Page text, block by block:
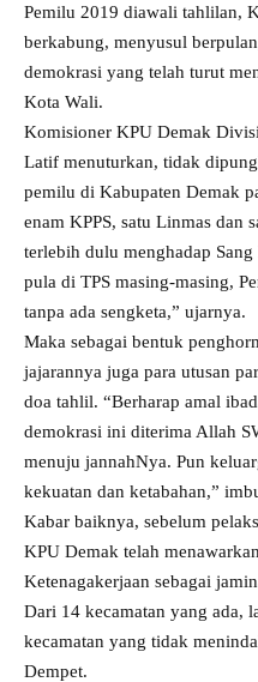
Pemilu 2019 diawali tahlilan,
berkabung, menyusul
demokrasi yang telah turut
Kota Wali.
Komisioner KPU Demak
Latif menuturkan, tidak
pemilu di Kabupaten Demak
enam KPPS, satu Linmas dan
terlebih dulu menghadap
pula di TPS masing-masing,
tanpa ada sengketa,” ujarnya.
Maka sebagai bentuk
jajarannya juga para utusan
doa tahlil. “Berharap amal
demokrasi ini diterima Allah
menuju jannahNya. Pun
kekuatan dan ketabahan,”
Kabar baiknya, sebelum
KPU Demak telah
Ketenagakerjaan sebagai
Dari 14 kecamatan yang ada,
kecamatan yang tidak
Dempet.